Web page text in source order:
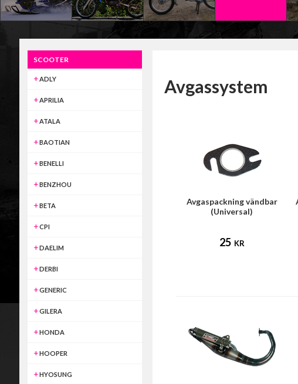
SCOOTER
ADLY
APRILIA
ATALA
BAOTIAN
BENELLI
BENZHOU
BETA
CPI
DAELIM
DERBI
GENERIC
GILERA
HONDA
HOOPER
HYOSUNG
Avgassystem
Avgaspackning vändbar
(Universal)
25 KR